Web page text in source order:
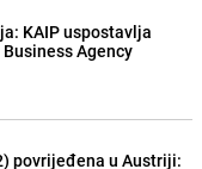
KAIP uspostavlja
Agency
povrijeđena u Austriji: